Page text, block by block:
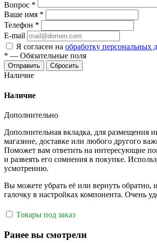
Вопрос *
Ваше имя *
Телефон *
E-mail
Я согласен на обработку персональных
* — Обязательные поля
Отправить Сбросить
Наличие
Наличие
Дополнительно
Дополнительная вкладка, для размещения
магазине, доставке или любого другого
Поможет вам ответить на интересующие
и развеять его сомнения в покупке.
усмотрению.
Вы можете убрать её или вернуть обратно,
галочку в настройках компонента. Очень
Товары под заказ
Ранее вы смотрели